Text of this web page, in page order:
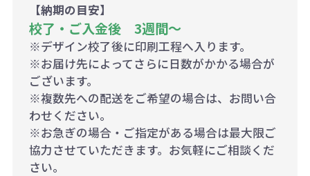
【納期の目安】
校了・ご入金後 3週間～
※デザイン校了後に印刷工程へ入ります。
※お届け先によってさらに日数がかかる場合が
ございます。
※複数先への配送をご希望の場合は、お問い合
わせください。
※お急ぎの場合・ご指定がある場合は最大限ご
協力させていただきます。お気軽にご相談くだ
さい。